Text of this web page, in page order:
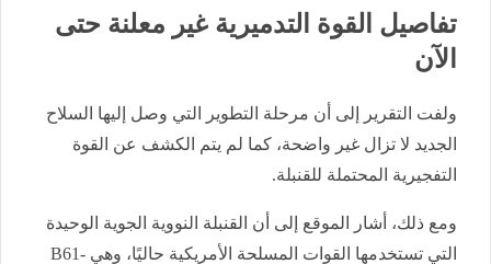
تفاصيل القوة التدميرية غير معلنة حتى
الآن
ولفت التقرير إلى أن مرحلة التطوير التي وصل إليها السلاح
الجديد لا تزال غير واضحة، كما لم يتم الكشف عن القوة
التفجيرية المحتملة للقنبلة.
ومع ذلك، أشار الموقع إلى أن القنبلة النووية الجوية الوحيدة
التي تستخدمها القوات المسلحة الأمريكية حاليًا، وهي B61-